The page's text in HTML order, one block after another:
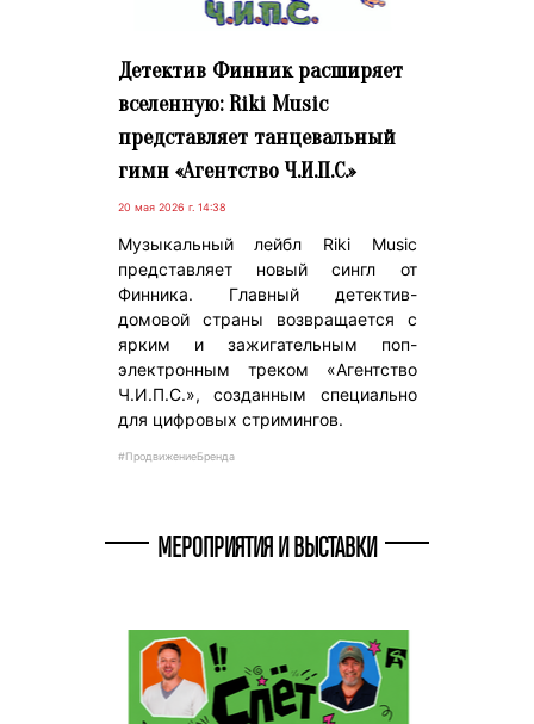
Детектив Финник расширяет
вселенную: Riki Music
представляет танцевальный
гимн «Агентство Ч.И.П.С.»
20 мая 2026 г. 14:38
Музыкальный лейбл Riki Music
представляет новый сингл от
Финника. Главный детектив-
домовой страны возвращается с
ярким и зажигательным поп-
электронным треком «Агентство
Ч.И.П.С.», созданным специально
для цифровых стримингов.
#ПродвижениеБренда
МЕРОПРИЯТИЯ И ВЫСТАВКИ